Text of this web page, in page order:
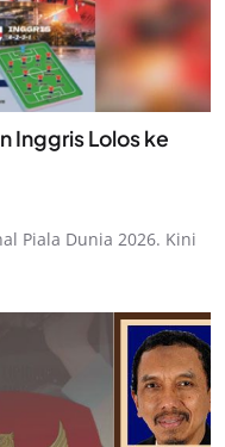
Inggris Lolos ke
Piala Dunia 2026. Kini